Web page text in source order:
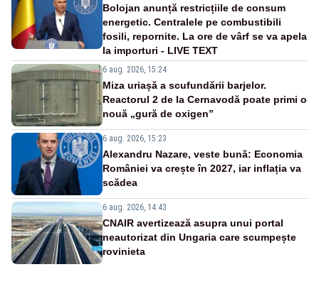
Bolojan anunță restricțiile de consum
energetic. Centralele pe combustibili
fosili, repornite. La ore de vârf se va apela
la importuri - LIVE TEXT
6 aug. 2026, 15:24
Miza uriașă a scufundării barjelor.
Reactorul 2 de la Cernavodă poate primi o
nouă „gură de oxigen”
6 aug. 2026, 15:23
Alexandru Nazare, veste bună: Economia
României va crește în 2027, iar inflația va
scădea
6 aug. 2026, 14:43
CNAIR avertizează asupra unui portal
neautorizat din Ungaria care scumpește
rovinieta